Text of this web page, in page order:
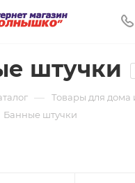
штучки
— Товары для дома
Банные штучки